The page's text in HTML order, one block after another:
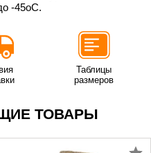
-45оС.
Таблицы
размеров
ТОВАРЫ